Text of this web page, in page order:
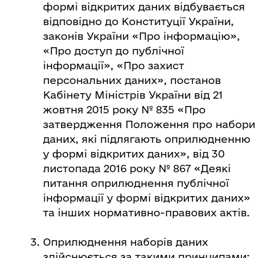
формі відкритих даних відбувається
відповідно до Конституції України,
законів України «Про інформацію»,
«Про доступ до публічної
інформації», «Про захист
персональних даних», постанов
Кабінету Міністрів України від 21
жовтня 2015 року № 835 «Про
затвердження Положення про набори
даних, які підлягають оприлюдненню
у формі відкритих даних», від 30
листопада 2016 року № 867 «Деякі
питання оприлюднення публічної
інформації у формі відкритих даних»
та інших нормативно-правових актів.
Оприлюднення наборів даних